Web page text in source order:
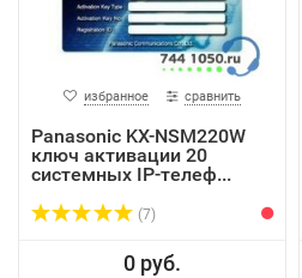
избранное сравнить
Panasonic KX-NSM220W
ключ активации 20
системных IP-телеф...
(7)
0 руб.